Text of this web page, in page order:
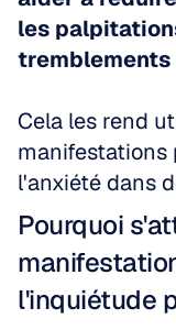
les
Cela les rend
manifestations
l'anxiété dans
Pourquoi
l'inquiétude